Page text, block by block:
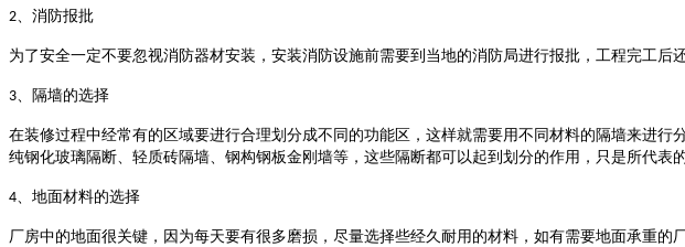
2 、消防报批
为了安全一定不要忽视消防器材安装，安装消防设施前需要到当地的消防局进行报批，工程完工后
3 、隔墙的选择
在装修过程中经常有的区域要进行合理划分成不同的功能区，这样就需要用不同材料的隔墙来进
纯钢化玻璃隔断、轻质砖隔墙、钢构钢板金刚墙等，这些隔断都可以起到划分的作用，只是所代
4 、地面材料的选择
厂房中的地面很关键，因为每天要有很多磨损，尽量选择些经久耐用的材料，如有需要地面承重的